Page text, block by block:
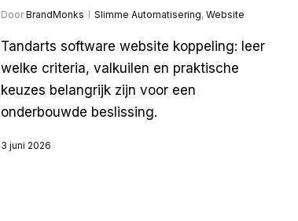
Door BrandMonks Slimme Automatisering, Website
Tandarts software website koppeling: leer
welke criteria, valkuilen en praktische
keuzes belangrijk zijn voor een
onderbouwde beslissing.
3 juni 2026